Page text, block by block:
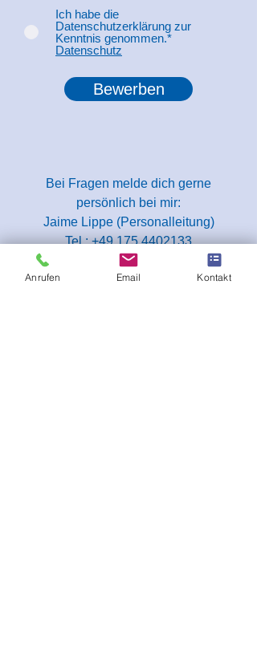
Ich habe die
Datenschutzerklärung zur
Kenntnis genommen.*
Datenschutz
Bewerben
Bei Fragen melde dich gerne
persönlich bei mir:
Jaime Lippe (Personalleitung)
Tel.:+49 175 4402133
E-Mail:
jaime.lippe@teso-specialist.de
Anrufen Email Kontakt